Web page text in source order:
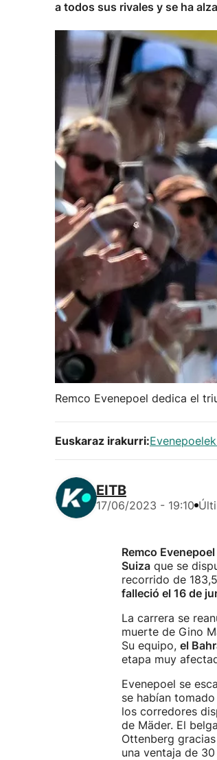
a todos sus rivales y se ha
Remco Evenepoel dedica el
Euskaraz irakurri:
EITB
17/06/2023 - 19:10
Remco
Suiza que se
recorrido de
falleció el 16 de
La carrera se
muerte de Gino
Su equipo, el
etapa muy
Evenepoel se
se habían
los corredores
de Mäder. El
Ottenberg
una ventaja de